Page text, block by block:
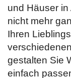
und Häuser
nicht mehr
Ihren
gestalten Sie
einfach